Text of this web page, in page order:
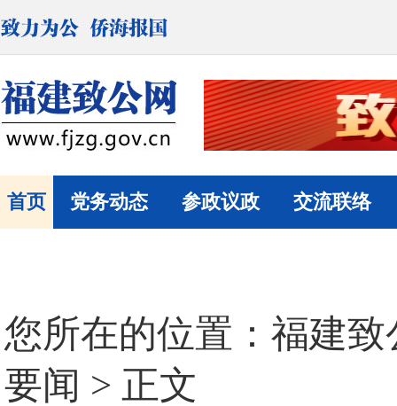
首页 党务动态 参政议政 交流联络
您所在的位置： 福建致
要闻 > 正文